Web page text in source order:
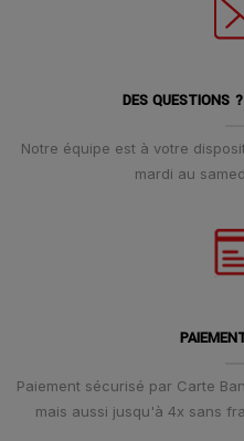
DES QUESTIONS
Notre équipe est à votre
mardi au
Paiement sécurisé par Carte
mais aussi jusqu'à 4x sans